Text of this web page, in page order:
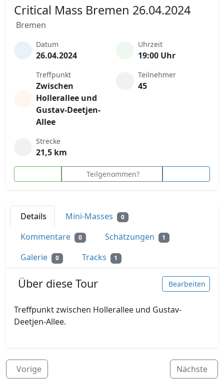
Critical Mass Bremen 26.04.2024
Bremen
Datum
26.04.2024
Uhrzeit
19:00 Uhr
Treffpunkt
Zwischen
Hollerallee und
Gustav-Deetjen-
Allee
Teilnehmer
45
Strecke
21,5 km
Teilgenommen?
Details Mini-Masses 0
Kommentare 0 Schätzungen 1
Galerie 0 Tracks 1
Über diese Tour Bearbeiten
Treffpunkt zwischen Hollerallee und Gustav-
Deetjen-Allee.
Vorige Nächste